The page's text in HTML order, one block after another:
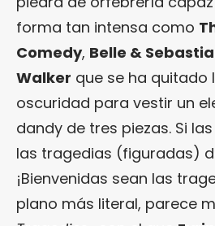
forma tan intensa como
Comedy, Belle &
Walker que se ha quitado
oscuridad para vestir un
dandy de tres piezas. Si
las tragedias (figuradas)
¡Bienvenidas sean las
plano más literal, parece